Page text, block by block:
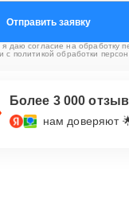
Отправить заявку
я даю согласие на обработку
с политикой обработки
Более 3 000
нам доверяют